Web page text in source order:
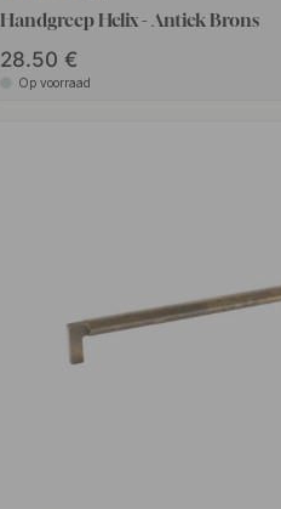
Handgreep Helix - Antiek Brons
28.50 €
Op voorraad